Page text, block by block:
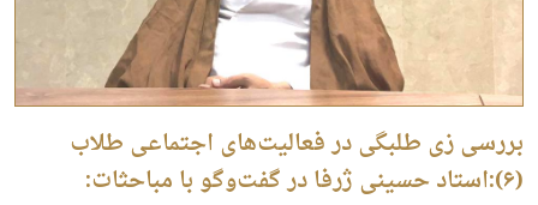
بررسی زی طلبگی در فعالیت‌های اجتماعی طلاب
(۶):استاد حسینی ژرفا در گفت‌وگو با مباحثات: